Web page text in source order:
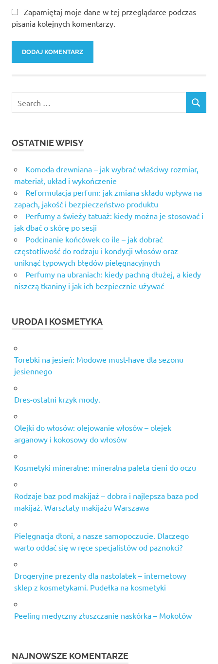
Zapamiętaj moje dane w tej przeglądarce podczas
pisania kolejnych komentarzy.
OSTATNIE WPISY
Komoda drewniana – jak wybrać właściwy rozmiar,
materiał, układ i wykończenie
Reformulacja perfum: jak zmiana składu wpływa na
zapach, jakość i bezpieczeństwo produktu
Perfumy a świeży tatuaż: kiedy można je stosować i
jak dbać o skórę po sesji
Podcinanie końcówek co ile – jak dobrać
częstotliwość do rodzaju i kondycji włosów oraz
uniknąć typowych błędów pielęgnacyjnych
Perfumy na ubraniach: kiedy pachną dłużej, a kiedy
niszczą tkaniny i jak ich bezpiecznie używać
URODA I KOSMETYKA
Torebki na jesień: Modowe must-have dla sezonu
jesiennego
Dres-ostatni krzyk mody.
Olejki do włosów: olejowanie włosów – olejek
arganowy i kokosowy do włosów
Kosmetyki mineralne: mineralna paleta cieni do oczu
Rodzaje baz pod makijaż – dobra i najlepsza baza pod
makijaż. Warsztaty makijażu Warszawa
Pielęgnacja dłoni, a nasze samopoczucie. Dlaczego
warto oddać się w ręce specjalistów od paznokci?
Drogeryjne prezenty dla nastolatek – internetowy
sklep z kosmetykami. Pudełka na kosmetyki
Peeling medyczny złuszczanie naskórka – Mokotów
NAJNOWSZE KOMENTARZE